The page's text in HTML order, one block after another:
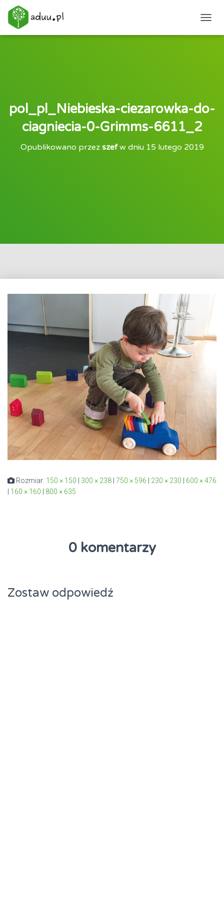
pol_pl_Niebieska-ciezarowka-do-
ciagniecia-0-Grimms-6611_2
Opublikowano przez szefw dniu 15 lutego 2019
Rozmiar: 150 × 150 | 300 × 238 | 750 × 596 | 230 × 230 | 600 × 476
| 160 × 160 | 800 × 635
0 komentarzy
Zostaw odpowiedź